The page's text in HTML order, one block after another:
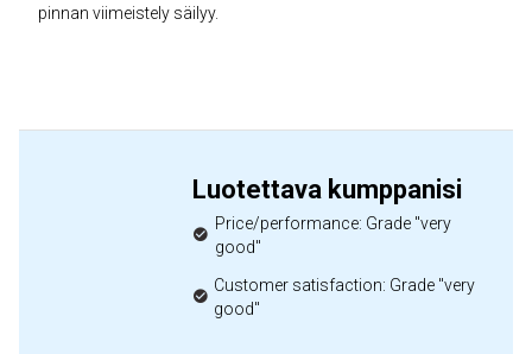
pinnan viimeistely säilyy.
Luotettava kumppanisi
Price/performance: Grade "very
good"
Customer satisfaction: Grade "very
good"